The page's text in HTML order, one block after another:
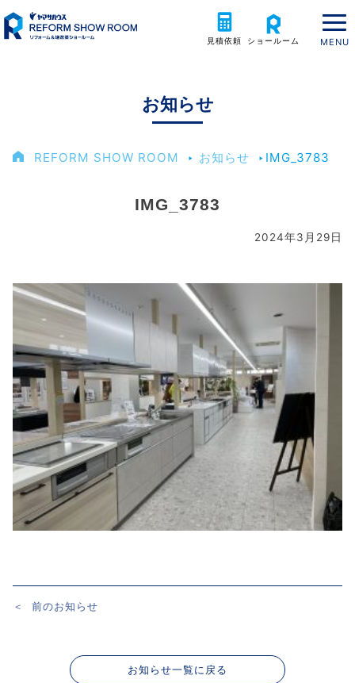
見積依頼 ショールーム
お知らせ
REFORM SHOW ROOM ‣ お知らせ ‣ IMG_3783
IMG_3783
2024年3月29日
投
＜ 前のお知らせ
お知らせ一覧に戻る